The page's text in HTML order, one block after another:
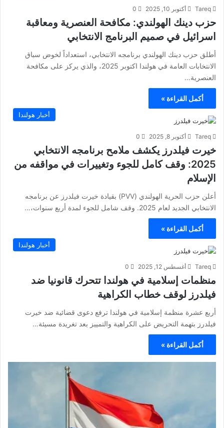
Tareq أكتوبر 10, 2025 0
حزب دينك الهولندي: مكافحة العنصرية ومعاقبة
اسرائيل في صميم البرنامج الانتخابي
أطلق حزب دينك الهولندي برنامجه الانتخابي، استعداداً لخوض سباق
الانتخابات العامة في هولندا اكتوبر 2025، والذي يركز على مكافحة
العنصرية…
أكمل القراءة »
أخبار هولندا
Tareq أكتوبر 8, 2025 0
خيرت فيلدرز يكشف ملامح برنامجه الانتخابي
2025: وقف كامل للجوء وتغييرات في مواقفه من
الإسلام
أعلن حزب الحرية الهولندي (PVV) بقيادة خيرت فيلدرز عن برنامجه
الانتخابي الجديد لعام 2025. وقف شامل للجوء لمدة أربع سنوات،…
أكمل القراءة »
أخبار هولندا
Tareq أغسطس 12, 2025 0
منظمات إسلامية في هولندا تتحرك قانونيا ضد
فيلدرز لوقف خطاب الكراهية
أربع عشرة منظمة إسلامية في هولندا ترفع دعوى قضائية ضد خيرت
فيلدرز بتهمة التحريض على الكراهية والتمييز بعد تغريدة مسيئة…
أكمل القراءة »